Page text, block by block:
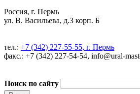
Россия, г. Пермь
ул. В. Васильева, д.3 корп. Б
тел.: +7 (342) 227-55-55, г. Пермь
факс.: +7 (342) 227-54-54, info@ural-
Поиск по сайту